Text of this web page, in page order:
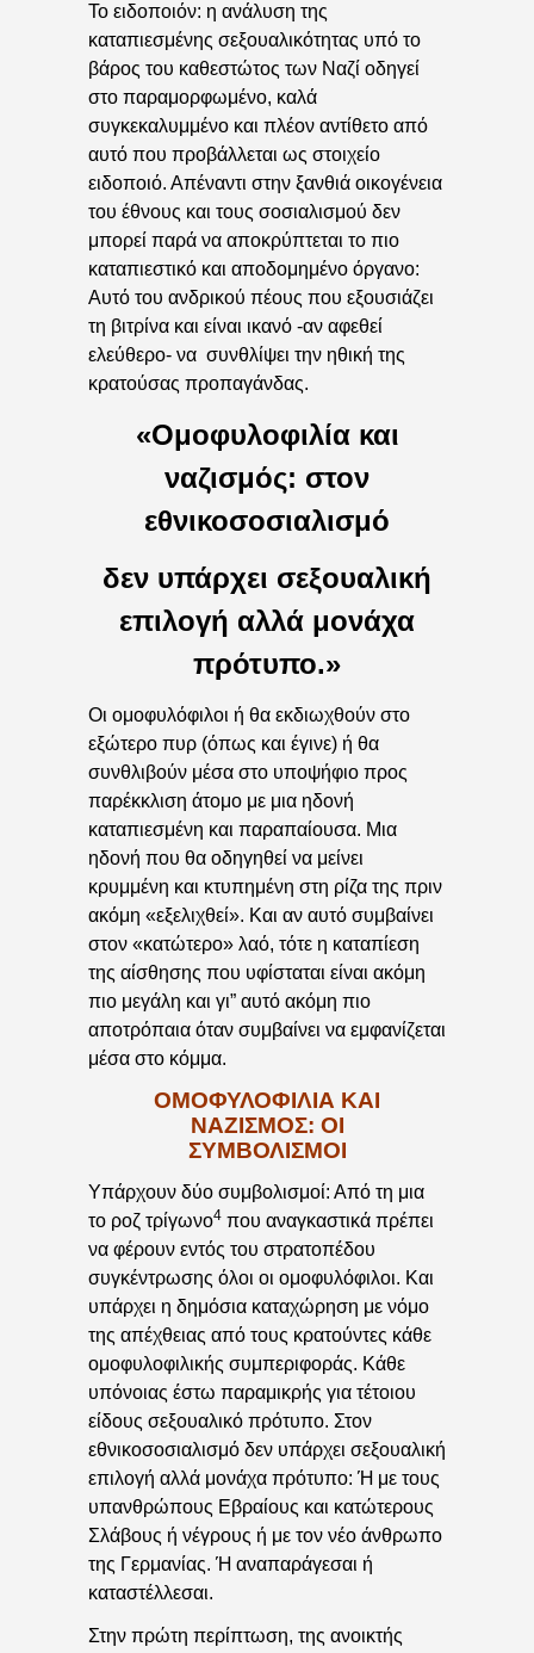
Το ειδοποιόν: η ανάλυση της
καταπιεσμένης σεξουαλικότητας υπό το
βάρος του καθεστώτος των Ναζί οδηγεί
στο παραμορφωμένο, καλά
συγκεκαλυμμένο και πλέον αντίθετο από
αυτό που προβάλλεται ως στοιχείο
ειδοποιό. Απέναντι στην ξανθιά οικογένεια
του έθνους και τους σοσιαλισμού δεν
μπορεί παρά να αποκρύπτεται το πιο
καταπιεστικό και αποδομημένο όργανο:
Αυτό του ανδρικού πέους που εξουσιάζει
τη βιτρίνα και είναι ικανό -αν αφεθεί
ελεύθερο- να συνθλίψει την ηθική της
κρατούσας προπαγάνδας.
«Ομοφυλοφιλία και
ναζισμός: στον
εθνικοσοσιαλισμό
δεν υπάρχει σεξουαλική
επιλογή αλλά μονάχα
πρότυπο.»
Οι ομοφυλόφιλοι ή θα εκδιωχθούν στο
εξώτερο πυρ (όπως και έγινε) ή θα
συνθλιβούν μέσα στο υποψήφιο προς
παρέκκλιση άτομο με μια ηδονή
καταπιεσμένη και παραπαίουσα. Μια
ηδονή που θα οδηγηθεί να μείνει
κρυμμένη και κτυπημένη στη ρίζα της πριν
ακόμη «εξελιχθεί». Και αν αυτό συμβαίνει
στον «κατώτερο» λαό, τότε η καταπίεση
της αίσθησης που υφίσταται είναι ακόμη
πιο μεγάλη και γι” αυτό ακόμη πιο
αποτρόπαια όταν συμβαίνει να εμφανίζεται
μέσα στο κόμμα.
ΟΜΟΦΥΛΟΦΙΛΙΑ ΚΑΙ
ΝΑΖΙΣΜΟΣ: ΟΙ
ΣΥΜΒΟΛΙΣΜΟΙ
Υπάρχουν δύο συμβολισμοί: Από τη μια
το ροζ τρίγωνο4 που αναγκαστικά πρέπει
να φέρουν εντός του στρατοπέδου
συγκέντρωσης όλοι οι ομοφυλόφιλοι. Και
υπάρχει η δημόσια καταχώρηση με νόμο
της απέχθειας από τους κρατούντες κάθε
ομοφυλοφιλικής συμπεριφοράς. Κάθε
υπόνοιας έστω παραμικρής για τέτοιου
είδους σεξουαλικό πρότυπο. Στον
εθνικοσοσιαλισμό δεν υπάρχει σεξουαλική
επιλογή αλλά μονάχα πρότυπο: Ή με τους
υπανθρώπους Εβραίους και κατώτερους
Σλάβους ή νέγρους ή με τον νέο άνθρωπο
της Γερμανίας. Ή αναπαράγεσαι ή
καταστέλλεσαι.
Στην πρώτη περίπτωση, της ανοικτής